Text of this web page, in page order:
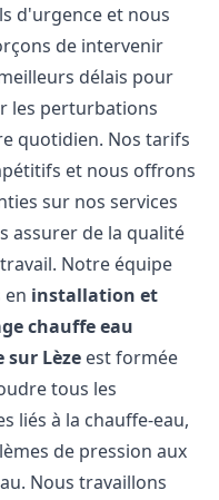
d'urgence et nous
de intervenir
délais pour
les perturbations
quotidien. Nos tarifs
et nous offrons
sur nos services
assurer de la qualité
Notre équipe
en installation et
chauffe eau
sur Lèze est formée
tous les
liés à la chauffe-eau,
de pression aux
Nous travaillons